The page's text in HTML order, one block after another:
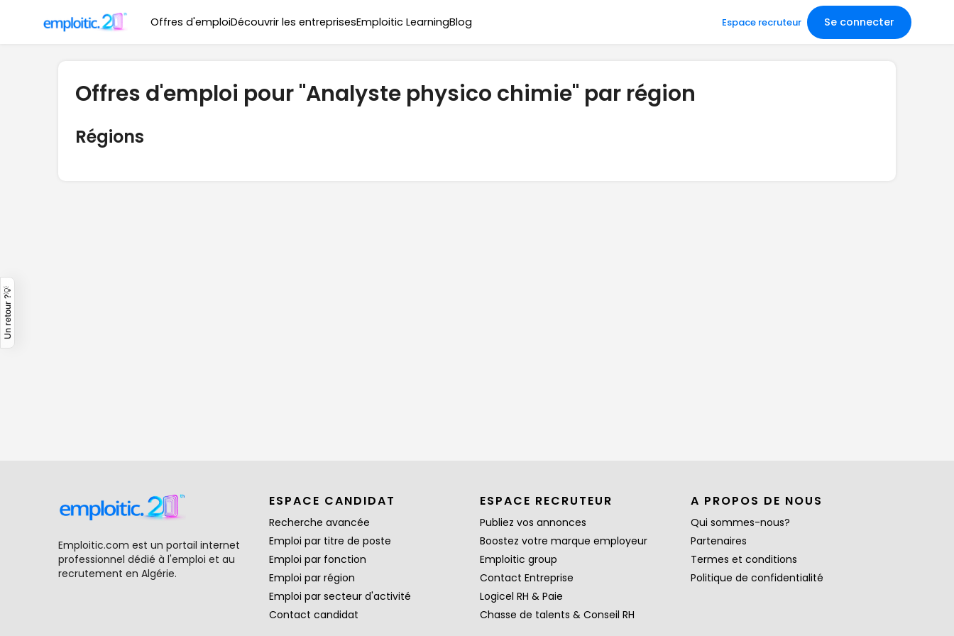
Offres d'emploiDécouvrir les entreprisesEmploitic LearningBlog Espace recruteur Se connecter
Offres d'emploi pour "Analyste physico chimie" par région
Régions
Emploitic.com est un portail internet
professionnel dédié à l'emploi et au
recrutement en Algérie.
ESPACE CANDIDAT
Recherche avancée
Emploi par titre de poste
Emploi par fonction
Emploi par région
Emploi par secteur d'activité
Contact candidat
ESPACE RECRUTEUR
Publiez vos annonces
Boostez votre marque employeur
Emploitic group
Contact Entreprise
Logicel RH & Paie
Chasse de talents & Conseil RH
A PROPOS DE NOUS
Qui sommes-nous?
Partenaires
Termes et conditions
Politique de confidentialité
Un retour ?💡